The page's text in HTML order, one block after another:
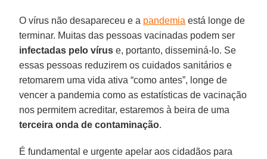
O vírus não desapareceu e a pandemia está longe de
terminar. Muitas das pessoas vacinadas podem ser
infectadas pelo vírus e, portanto, disseminá-lo. Se
essas pessoas reduzirem os cuidados sanitários e
retomarem uma vida ativa “como antes”, longe de
vencer a pandemia como as estatísticas de vacinação
nos permitem acreditar, estaremos à beira de uma
terceira onda de contaminação.
É fundamental e urgente apelar aos cidadãos para